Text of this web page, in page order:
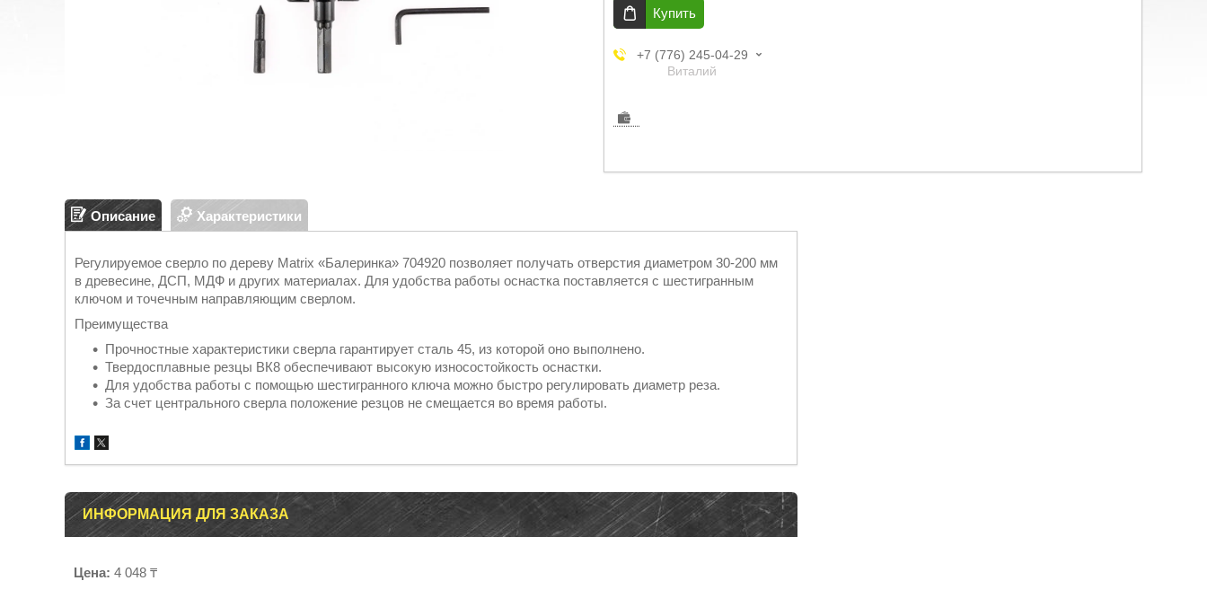
Купить
+7 (776) 245-04-29
Виталий
Описание Характеристики
Регулируемое сверло по дереву Matrix «Балеринка» 704920 позволяет получать отверстия диаметром 30-200 мм
в древесине, ДСП, МДФ и других материалах. Для удобства работы оснастка поставляется с шестигранным
ключом и точечным направляющим сверлом.
Преимущества
Прочностные характеристики сверла гарантирует сталь 45, из которой оно выполнено.
Твердосплавные резцы ВК8 обеспечивают высокую износостойкость оснастки.
Для удобства работы с помощью шестигранного ключа можно быстро регулировать диаметр реза.
За счет центрального сверла положение резцов не смещается во время работы.
ИНФОРМАЦИЯ ДЛЯ ЗАКАЗА
Цена: 4 048 ₸